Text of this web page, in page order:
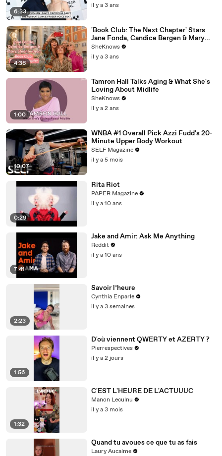
6:33
il y a 3 ans
4:36
'Book Club: The Next Chapter' Stars
Jane Fonda, Candice Bergen & Mary
Steenburgen Reveal Who They’d Go to
Jail With
SheKnows
il y a 3 ans
1:00
Tamron Hall Talks Aging & What She's
Loving About Midlife
SheKnows
il y a 2 ans
10:07
WNBA #1 Overall Pick Azzi Fudd's 20-
Minute Upper Body Workout
SELF Magazine
il y a 5 mois
0:29
Rita Riot
PAPER Magazine
il y a 10 ans
7:41
Jake and Amir: Ask Me Anything
Reddit
il y a 10 ans
2:23
Savoir l’heure
Cynthia Enparle
il y a 3 semaines
1:56
D'où viennent QWERTY et AZERTY ?
Pierrespectives
il y a 2 jours
1:32
C'EST L'HEURE DE L'ACTUUUC
Manon Leculnu
il y a 3 mois
Quand tu avoues ce que tu as fais
Laury Aucalme